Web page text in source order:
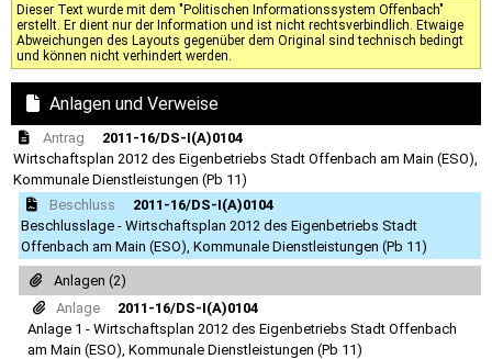
Dieser Text wurde mit dem "Politischen Informationssystem Offenbach"
erstellt. Er dient nur der Information und ist nicht rechtsverbindlich. Etwaige
Abweichungen des Layouts gegenüber dem Original sind technisch bedingt
und können nicht verhindert werden.
Anlagen und Verweise
Antrag
2011-16/DS-I(A)0104
Wirtschaftsplan 2012 des Eigenbetriebs Stadt Offenbach am Main (ESO),
Kommunale Dienstleistungen (Pb 11)
Beschluss
2011-16/DS-I(A)0104
Beschlusslage - Wirtschaftsplan 2012 des Eigenbetriebs Stadt
Offenbach am Main (ESO), Kommunale Dienstleistungen (Pb 11)
Anlagen (2)
Anlage
2011-16/DS-I(A)0104
Anlage 1 - Wirtschaftsplan 2012 des Eigenbetriebs Stadt Offenbach
am Main (ESO), Kommunale Dienstleistungen (Pb 11)